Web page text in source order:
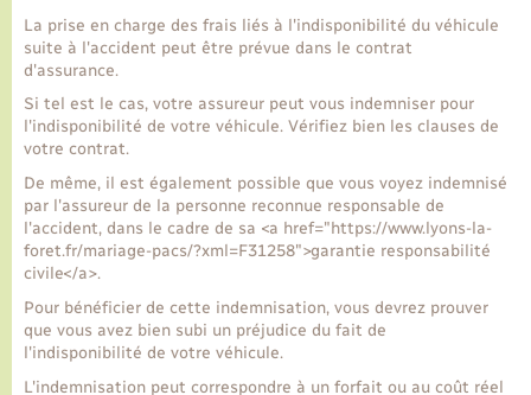
La prise en charge des frais liés à l'indisponibilité du véhicule
suite à l'accident peut être prévue dans le contrat
d'assurance.
Si tel est le cas, votre assureur peut vous indemniser pour
l'indisponibilité de votre véhicule. Vérifiez bien les clauses de
votre contrat.
De même, il est également possible que vous voyez indemnisé
par l'assureur de la personne reconnue responsable de
l'accident, dans le cadre de sa <a href="https://www.lyons-la-
foret.fr/mariage-pacs/?xml=F31258">garantie responsabilité
civile</a>.
Pour bénéficier de cette indemnisation, vous devrez prouver
que vous avez bien subi un préjudice du fait de
l'indisponibilité de votre véhicule.
L'indemnisation peut correspondre à un forfait ou au coût réel